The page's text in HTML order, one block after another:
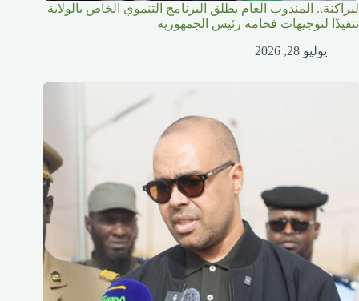
لبراكنة.. المندوب العام يطلق البرنامج التنموي الخاص بالولاية
تنفيذًا لتوجيهات فخامة رئيس الجمهورية
يوليو 28, 2026